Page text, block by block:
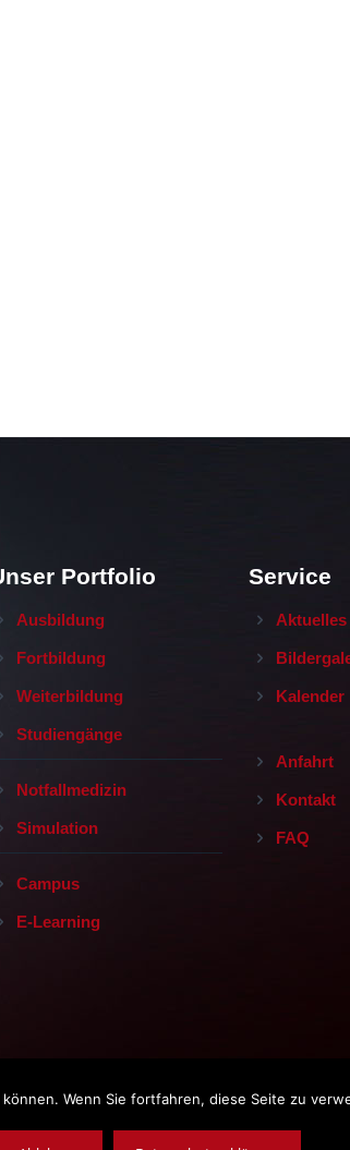
Portfolio
Ausbildung
Fortbildung
Weiterbildung
Studiengänge
Notfallmedizin
Simulation
Campus
E-Learning
Service
Aktuelles
Kalender
Anfahrt
Kontakt
FAQ
Krankenhaus der Stadt Schweinfurt
Wenn Sie fortfahren, diese Seite zu